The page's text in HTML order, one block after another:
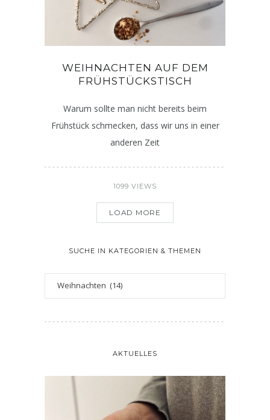
WEIHNACHTEN AUF DEM
FRÜHSTÜCKSTISCH
Warum sollte man nicht bereits beim
Frühstück schmecken, dass wir uns in einer
anderen Zeit
1099 VIEWS
LOAD MORE
SUCHE IN KATEGORIEN & THEMEN
AKTUELLES